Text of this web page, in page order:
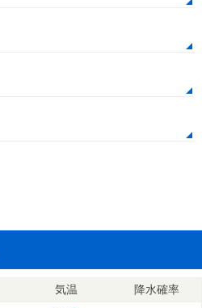
気温 降水確率